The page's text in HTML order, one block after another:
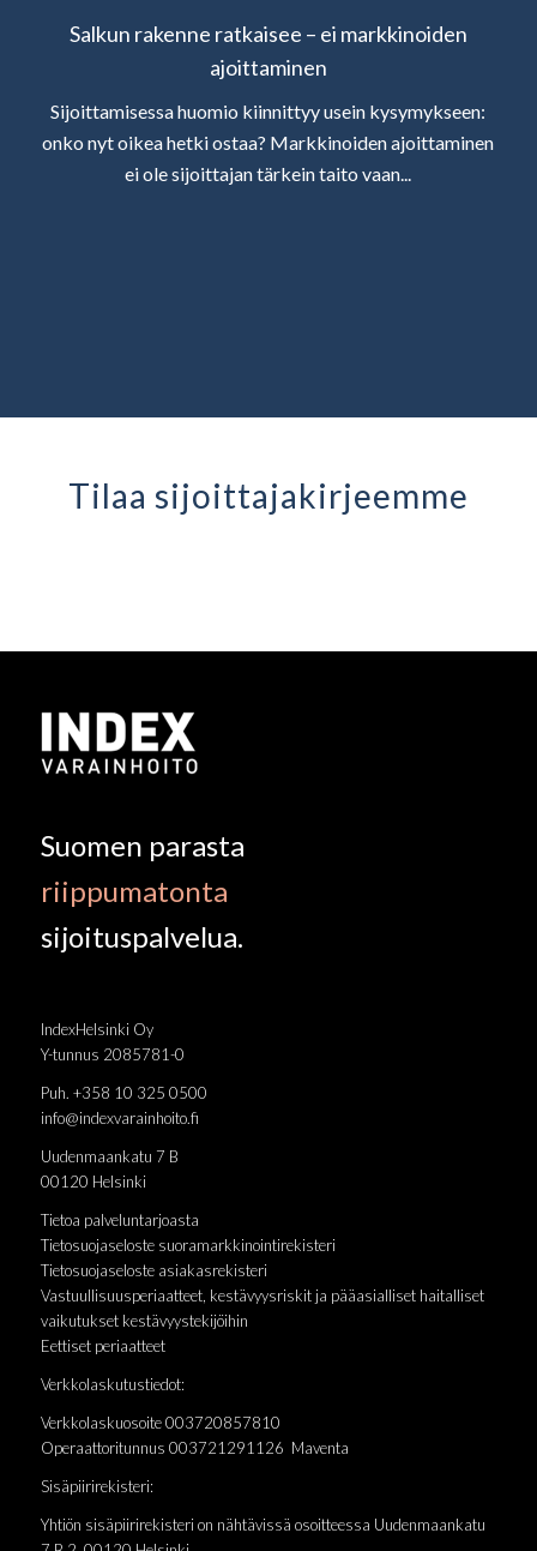
Salkun rakenne ratkaisee – ei markkinoiden
ajoittaminen
Sijoittamisessa huomio kiinnittyy usein kysymykseen:
onko nyt oikea hetki ostaa? Markkinoiden ajoittaminen
ei ole sijoittajan tärkein taito vaan...
Tilaa sijoittaja­kirjeemme
Suomen parasta
riippumatonta
sijoituspalvelua.
IndexHelsinki Oy
Y-tunnus 2085781-0
Puh. +358 10 325 0500
info@indexvarainhoito.fi
Uudenmaankatu 7 B
00120 Helsinki
Tietoa palveluntarjoasta
Tietosuojaseloste suoramarkkinointirekisteri
Tietosuojaseloste asiakasrekisteri
Vastuullisuusperiaatteet, kestävyysriskit ja pääasialliset haitalliset
vaikutukset kestävyystekijöihin
Eettiset periaatteet
Verkkolaskutustiedot:
Verkkolaskuosoite 003720857810
Operaattoritunnus 003721291126 Maventa
Sisäpiirirekisteri:
Yhtiön sisäpiirirekisteri on nähtävissä osoitteessa Uudenmaankatu